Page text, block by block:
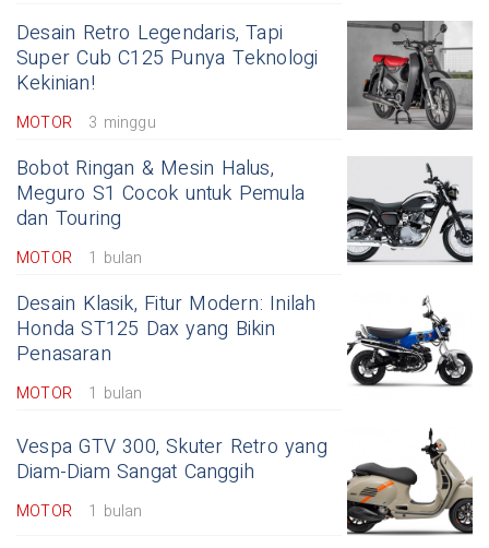
Desain Retro Legendaris, Tapi
Super Cub C125 Punya Teknologi
Kekinian!
MOTOR 3 minggu
Bobot Ringan & Mesin Halus,
Meguro S1 Cocok untuk Pemula
dan Touring
MOTOR 1 bulan
Desain Klasik, Fitur Modern: Inilah
Honda ST125 Dax yang Bikin
Penasaran
MOTOR 1 bulan
Vespa GTV 300, Skuter Retro yang
Diam-Diam Sangat Canggih
MOTOR 1 bulan